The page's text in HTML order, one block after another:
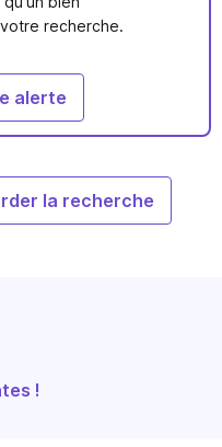
recherche.
alerte
la recherche
!